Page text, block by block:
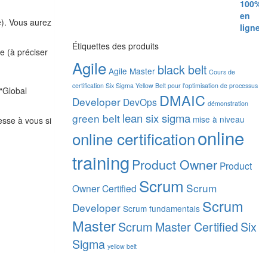
Vous aurez
(à préciser
à vous si
Étiquettes des produits
Agile Agile Master black belt Cours de
certification Six Sigma Yellow Belt pour l'optimisation de processus
Developer DevOps DMAIC démonstration
green belt lean six sigma mise à niveau
online certificationonline
training Product Owner Product
Owner Certified Scrum Scrum
Developer Scrum fundamentals Scrum
MasterScrum Master Certified Six
Sigma yellow belt